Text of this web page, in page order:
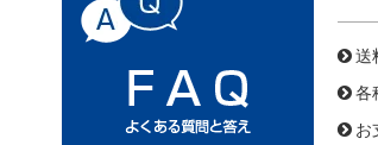
送
各
お